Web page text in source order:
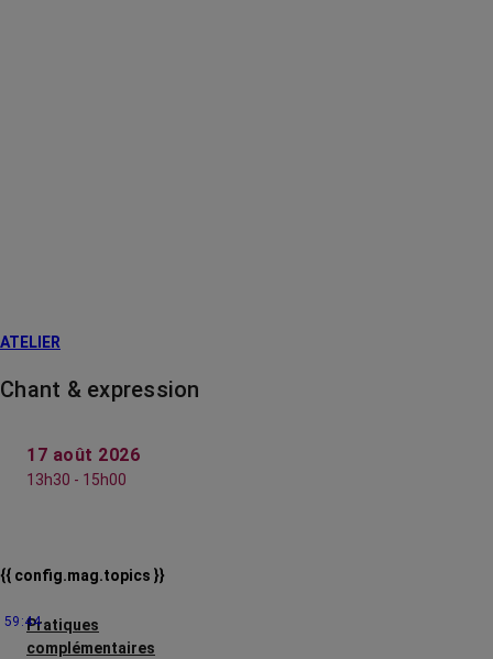
ATELIER
Chant & expression
17 août 2026
13h30 - 15h00
{{ config.mag.topics }}
Pratiques
complémentaires
59:44